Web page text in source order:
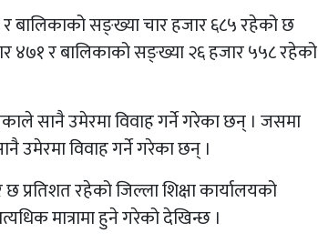
बालिकाको सङ्ख्या चार हजार ६८५ रहेको छ
४७१ र बालिकाको सङ्ख्या २६ हजार ५५८ रहेको
सानै उमेरमा विवाह गर्ने गरेका छन् । जसमा
विवाह गर्ने गरेका छन् ।
प्रतिशत रहेको जिल्ला शिक्षा कार्यालयको
मात्रामा हुने गरेको देखिन्छ ।